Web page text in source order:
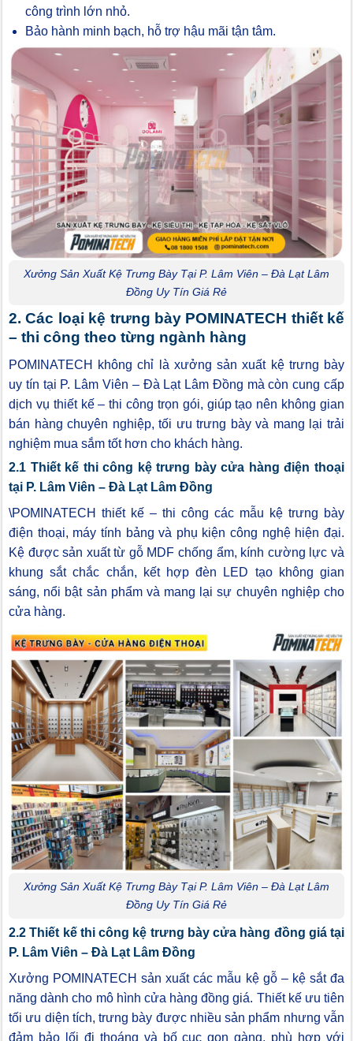
công trình lớn nhỏ.
Bảo hành minh bạch, hỗ trợ hậu mãi tận tâm.
Xưởng Sản Xuất Kệ Trưng Bày Tại P. Lâm Viên – Đà Lạt Lâm
Đồng Uy Tín Giá Rẻ
2. Các loại kệ trưng bày POMINATECH thiết kế
– thi công theo từng ngành hàng
POMINATECH không chỉ là xưởng sản xuất kệ trưng bày
uy tín tại P. Lâm Viên – Đà Lạt Lâm Đồng mà còn cung cấp
dịch vụ thiết kế – thi công trọn gói, giúp tạo nên không gian
bán hàng chuyên nghiệp, tối ưu trưng bày và mang lại trải
nghiệm mua sắm tốt hơn cho khách hàng.
2.1 Thiết kế thi công kệ trưng bày cửa hàng điện thoại
tại P. Lâm Viên – Đà Lạt Lâm Đồng
\POMINATECH thiết kế – thi công các mẫu kệ trưng bày
điện thoại, máy tính bảng và phụ kiện công nghệ hiện đại.
Kệ được sản xuất từ gỗ MDF chống ẩm, kính cường lực và
khung sắt chắc chắn, kết hợp đèn LED tạo không gian
sáng, nổi bật sản phẩm và mang lại sự chuyên nghiệp cho
cửa hàng.
Xưởng Sản Xuất Kệ Trưng Bày Tại P. Lâm Viên – Đà Lạt Lâm
Đồng Uy Tín Giá Rẻ
2.2 Thiết kế thi công kệ trưng bày cửa hàng đồng giá tại
P. Lâm Viên – Đà Lạt Lâm Đồng
Xưởng POMINATECH sản xuất các mẫu kệ gỗ – kệ sắt đa
năng dành cho mô hình cửa hàng đồng giá. Thiết kế ưu tiên
tối ưu diện tích, trưng bày được nhiều sản phẩm nhưng vẫn
đảm bảo lối đi thoáng và bố cục gọn gàng, phù hợp với